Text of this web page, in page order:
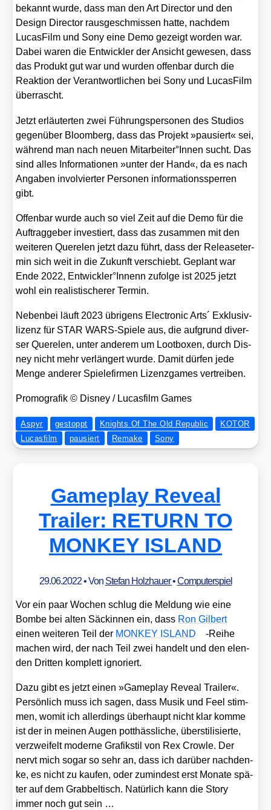
bekannt wur­de, dass man den Art Direc­tor und den
Design Direc­tor raus­ge­schmis­sen hat­te, nach­dem
Lucas­Film und Sony eine Demo gezeigt wor­den war.
Dabei waren die Ent­wick­ler der Ansicht gewe­sen, dass
das Pro­dukt gut war und wur­den offen­bar durch die
Reak­ti­on der Ver­ant­wort­li­chen bei Sony und Lucas­Film
über­rascht.
Jetzt erläu­ter­ten zwei Füh­rungs­per­so­nen des Stu­di­os
gegen­über Bloom­berg, dass das Pro­jekt »pau­siert« sei,
wäh­rend man nach neu­en Mitarbeiter°Innen sucht. Das
sind alles Infor­ma­tio­nen »unter der Hand«, da es nach
Anga­ben invol­vier­ter Per­so­nen infor­ma­ti­ons­sper­ren
gibt.
Offen­bar wur­de auch so viel Zeit auf die Demo für die
Auf­trag­ge­ber inves­tiert, dass das zusam­men mit den
wei­te­ren Que­re­len jetzt dazu führt, dass der Release­ter­
min sich weit in die Zukunft ver­schiebt. Geplant war
Ende 2022, Entwickler°Innenn zufol­ge ist 2025 jetzt
wohl ein rea­lis­ti­sche­rer Ter­min.
Neben­bei läuft 2023 übri­gens Elec­tro­nic Arts´ Exklu­siv­
li­zenz für STAR WARS-Spie­le aus, die auf­grund diver­
ser Que­re­len, unter ande­rem um Loot­bo­xen, durch Dis­
ney nicht mehr ver­län­gert wur­de. Damit dür­fen jede
Men­ge ande­rer Spie­le­fir­men Lizenz­ga­mes ver­trei­ben.
Pro­mo­gra­fik © Dis­ney /​ Lucas­film Games
Aspyr gestoppt Knights Of The Old Republic
KOTOR
Lucasfilm
pausiert Remake Sony
Gameplay Reveal
Trailer: RETURN TO
MONKEY ISLAND
29.06.2022• Von Stefan Holzhauer•Computerspiel
Vor ein paar Wochen schlug die Mel­dung wie eine
Bom­be bei alten Säck­in­nen ein, dass Ron Gil­bert
einen wei­te­ren Teil der MONKEY ISLAND
-Rei­he
machen wird, der nach Teil zwei han­delt und den elen­
den Drit­ten kom­plett igno­riert.
Dazu gibt es jetzt einen »Game­play Reve­al Trai­ler«.
Per­sön­lich muss ich sagen, dass Musik und Feel stim­
men, womit ich aller­dings über­haupt nicht klar kom­me
ist der in mei­nen Augen pott­häss­li­che, über­sti­li­sier­te,
ver­zwei­felt moder­ne Gra­fik­stil von Rex Crow­le. Der
nervt mich sogar so sehr an, dass ich dar­über nach­den­
ke, es nicht zu kau­fen, oder zumin­dest erst Mona­te spä­
ter auf dem Grab­bel­tisch. Natür­lich kann die Sto­ry
immer noch gut sein …